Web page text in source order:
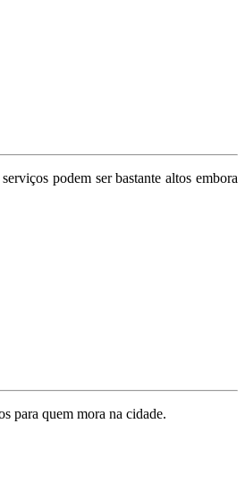
podem ser bastante altos embora
para quem mora na cidade.